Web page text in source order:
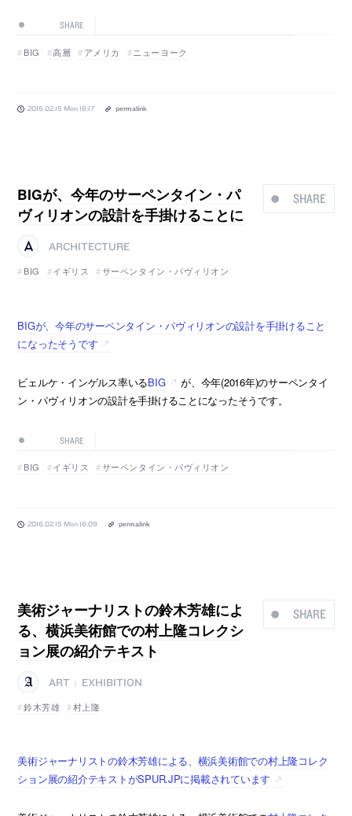
SHARE
BIG 高層 アメリカ ニューヨーク
2016.02.15 Mon 16:17 permalink
SHARE
BIGが、今年のサーペンタイン・パ
ヴィリオンの設計を手掛けることに
ARCHITECTURE
BIG
イギリス サーペンタイン・パヴィリオン
BIGが、今年のサーペンタイン・パヴィリオンの設計を手掛けること
になったそうです
ビェルケ・インゲルス率いるBIG
が、今年(2016年)のサーペンタイ
ン・パヴィリオンの設計を手掛けることになったそうです。
SHARE
BIG イギリス サーペンタイン・パヴィリオン
2016.02.15 Mon 16:09 permalink
SHARE
美術ジャーナリストの鈴木芳雄によ
る、横浜美術館での村上隆コレクシ
ョン展の紹介テキスト
ART
EXHIBITION
鈴木芳雄
村上隆
美術ジャーナリストの鈴木芳雄による、横浜美術館での村上隆コレク
ション展の紹介テキストがSPUR.JPに掲載されています